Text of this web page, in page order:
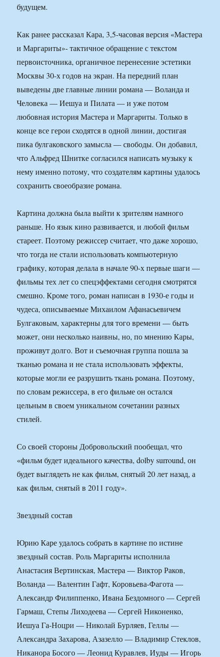
будущем.
Как ранее рассказал Кара, 3,5-часовая версия «Мастера
и Маргариты»- тактичное обращение с текстом
первоисточника, органичное перенесение эстетики
Москвы 30-х годов на экран. На передний план
выведены две главные линии романа — Воланда и
Человека — Иешуа и Пилата — и уже потом
любовная история Мастера и Маргариты. Только в
конце все герои сходятся в одной линии, достигая
пика булгаковского замысла — свободы. Он добавил,
что Альфред Шнитке согласился написать музыку к
нему именно потому, что создателям картины удалось
сохранить своеобразие романа.
Картина должна была выйти к зрителям намного
раньше. Но язык кино развивается, и любой фильм
стареет. Поэтому режиссер считает, что даже хорошо,
что тогда не стали использовать компьютерную
графику, которая делала в начале 90-х первые шаги —
фильмы тех лет со спецэффектами сегодня смотрятся
смешно. Кроме того, роман написан в 1930-е годы и
чудеса, описываемые Михаилом Афанасьевичем
Булгаковым, характерны для того времени — быть
может, они несколько наивны, но, по мнению Кары,
проживут долго. Вот и съемочная группа пошла за
тканью романа и не стала использовать эффекты,
которые могли ее разрушить ткань романа. Поэтому,
по словам режиссера, в его фильме он остался
цельным в своем уникальном сочетании разных
стилей.
Со своей стороны Добровольский пообещал, что
«фильм будет идеального качества, dolby surround, он
будет выглядеть не как фильм, снятый 20 лет назад, а
как фильм, снятый в 2011 году».
Звездный состав
Юрию Каре удалось собрать в картине по истине
звездный состав. Роль Маргариты исполнила
Анастасия Вертинская, Мастера — Виктор Раков,
Воланда — Валентин Гафт, Коровьева-Фагота —
Александр Филиппенко, Ивана Бездомного — Сергей
Гармаш, Степы Лиходеева — Сергей Никоненко,
Иешуа Га-Ноцри — Николай Бурляев, Геллы —
Александра Захарова, Азазелло — Владимир Стеклов,
Никанора Босого — Леонид Куравлев, Иуды — Игорь